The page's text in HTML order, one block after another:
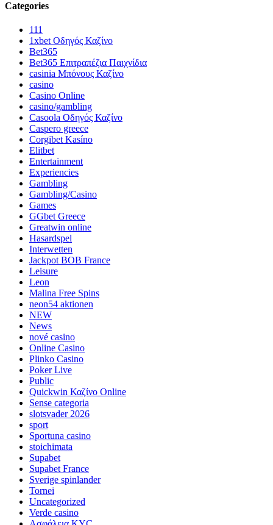
Categories
111
1xbet Οδηγός Καζίνο
Bet365
Bet365 Επιτραπέζια Παιχνίδια
casinia Μπόνους Καζίνο
casino
Casino Online
casino/gambling
Casoola Οδηγός Καζίνο
Caspero greece
Corgibet Kasíno
Elitbet
Entertainment
Experiencies
Gambling
Gambling/Casino
Games
GGbet Greece
Greatwin online
Hasardspel
Interwetten
Jackpot BOB France
Leisure
Leon
Malina Free Spins
neon54 aktionen
NEW
News
nové casino
Online Casino
Plinko Casino
Poker Live
Public
Quickwin Καζίνο Online
Sense categoria
slotsvader 2026
sport
Sportuna casino
stoichimata
Supabet
Supabet France
Sverige spinlander
Tornei
Uncategorized
Verde casino